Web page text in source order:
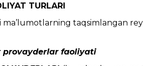
TURLARI
ma’lumotlarning taqsimlangan
faoliyati